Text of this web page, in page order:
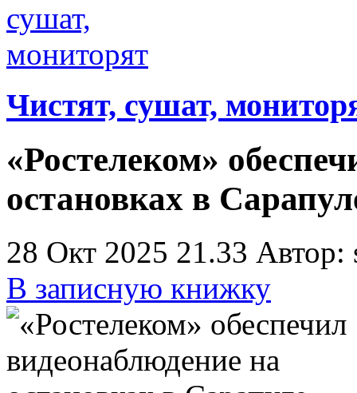
Чистят, сушат,
«Ростелеком»
остановках в
28 Окт 2025 21.33 Автор:
В записную книжку